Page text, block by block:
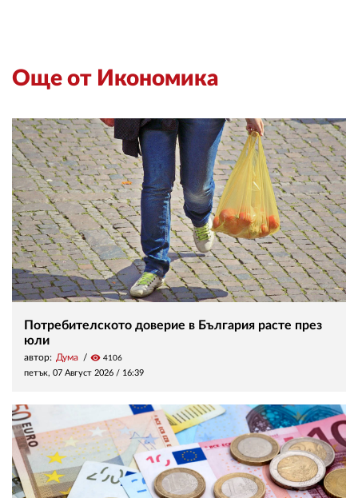
Още от Икономика
Потребителското доверие в България расте през
юли
автор: Дума visibility 4106
петък, 07 Август 2026 / 16:39